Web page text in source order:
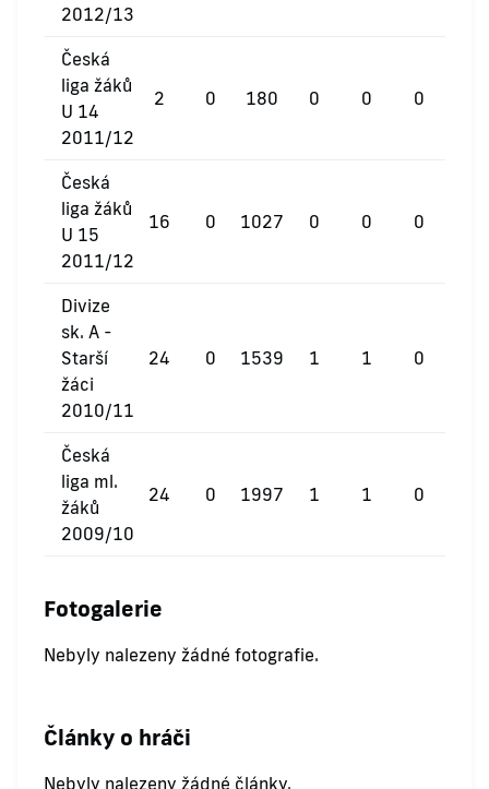
2012/13
Česká
liga žáků
U 14
2011/12
2 0 180 0 0 0
Česká
liga žáků
U 15
2011/12
16 0 1027 0 0 0
Divize
sk. A -
Starší
žáci
2010/11
24 0 1539 1 1 0
Česká
liga ml.
žáků
2009/10
24 0 1997 1 1 0
Fotogalerie
Nebyly nalezeny žádné fotografie.
Články o hráči
Nebyly nalezeny žádné články.